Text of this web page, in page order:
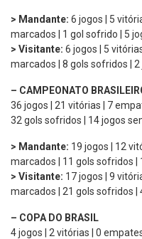
> Mandante: 6 jogos | 5
marcados | 1 gol sofrido | 5
> Visitante: 6 jogos | 5
marcados | 8 gols sofridos |
– CAMPEONATO
36 jogos | 21 vitórias | 7
32 gols sofridos | 14 jogos
> Mandante: 19 jogos | 12
marcados | 11 gols sofridos |
> Visitante: 17 jogos | 9
marcados | 21 gols sofridos |
– COPA DO BRASIL
4 jogos | 2 vitórias | 0